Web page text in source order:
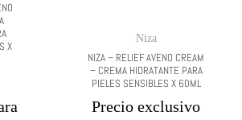
X
Niza
NIZA – RELIEF AVENO CREAM
– CREMA HIDRATANTE PARA
PIELES SENSIBLES X 60ML
Precio exclusivo